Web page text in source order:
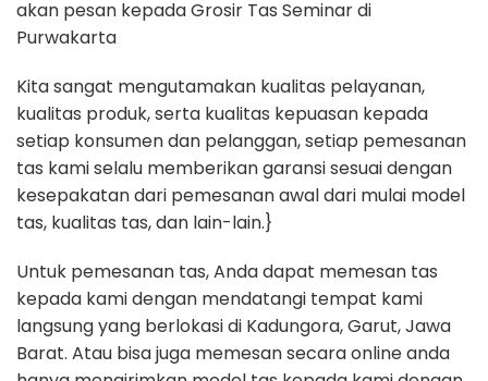
akan pesan kepada Grosir Tas Seminar di
Purwakarta
Kita sangat mengutamakan kualitas pelayanan,
kualitas produk, serta kualitas kepuasan kepada
setiap konsumen dan pelanggan, setiap pemesanan
tas kami selalu memberikan garansi sesuai dengan
kesepakatan dari pemesanan awal dari mulai model
tas, kualitas tas, dan lain-lain.}
Untuk pemesanan tas, Anda dapat memesan tas
kepada kami dengan mendatangi tempat kami
langsung yang berlokasi di Kadungora, Garut, Jawa
Barat. Atau bisa juga memesan secara online anda